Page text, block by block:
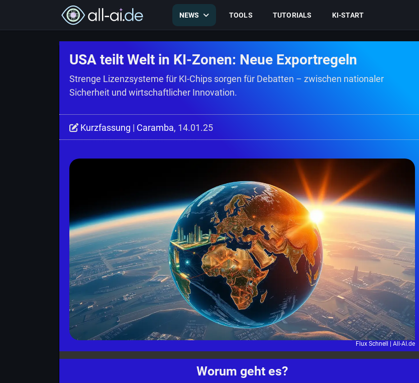
NEWS TOOLS TUTORIALS KI-START
USA teilt Welt in KI-Zonen: Neue Exportregeln
Strenge Lizenzsysteme für KI-Chips sorgen für Debatten – zwischen nationaler
Sicherheit und wirtschaftlicher Innovation.
Kurzfassung | Caramba, 14.01.25
Flux Schnell | All-AI.de
Worum geht es?